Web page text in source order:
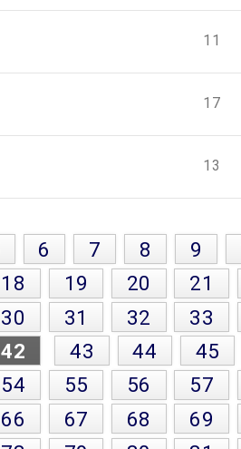
11
17
13
6 7 8 9
18 19 20 21
30 31 32 33
42 43 44 45
54 55 56 57
66 67 68 69